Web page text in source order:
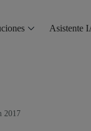
Asistente
2017